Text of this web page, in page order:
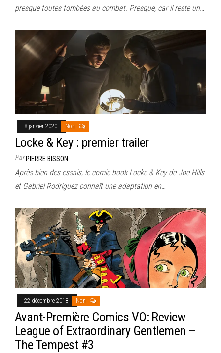
presque toutes tombées au combat. Presque, car il reste un…
8 janvier 2020 Non
Locke & Key : premier trailer
ParPIERRE BISSON
Après bien des essais, le comic book Locke & Key de Joe Hills
et Gabriel Rodriguez connaît une adaptation en…
22 décembre 2018 Non
Avant-Première Comics VO: Review
League of Extraordinary Gentlemen –
The Tempest #3